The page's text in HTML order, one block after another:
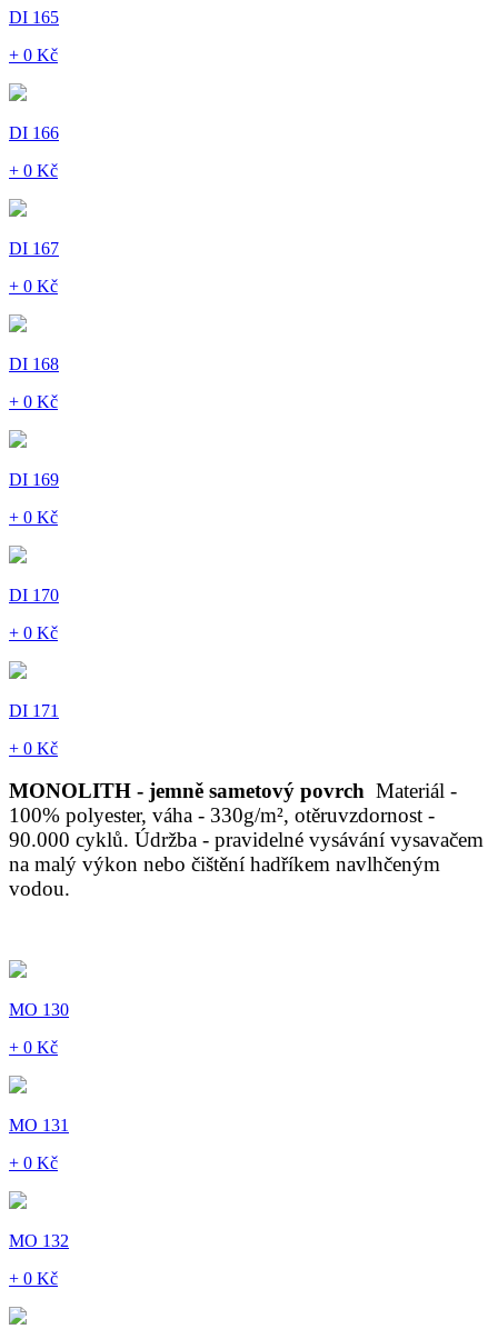
DI 165
+ 0 Kč
DI 166
+ 0 Kč
DI 167
+ 0 Kč
DI 168
+ 0 Kč
DI 169
+ 0 Kč
DI 170
+ 0 Kč
DI 171
+ 0 Kč
MONOLITH - jemně sametový povrch Materiál -
100% polyester, váha - 330g/m², otěruvzdornost -
90.000 cyklů. Údržba - pravidelné vysávání vysavačem
na malý výkon nebo čištění hadříkem navlhčeným
vodou.
MO 130
+ 0 Kč
MO 131
+ 0 Kč
MO 132
+ 0 Kč